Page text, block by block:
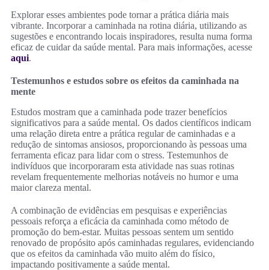
Explorar esses ambientes pode tornar a prática diária mais
vibrante. Incorporar a caminhada na rotina diária, utilizando as
sugestões e encontrando locais inspiradores, resulta numa forma
eficaz de cuidar da saúde mental. Para mais informações, acesse
aqui.
Testemunhos e estudos sobre os efeitos da caminhada na
mente
Estudos mostram que a caminhada pode trazer benefícios
significativos para a saúde mental. Os dados científicos indicam
uma relação direta entre a prática regular de caminhadas e a
redução de sintomas ansiosos, proporcionando às pessoas uma
ferramenta eficaz para lidar com o stress. Testemunhos de
indivíduos que incorporaram esta atividade nas suas rotinas
revelam frequentemente melhorias notáveis no humor e uma
maior clareza mental.
A combinação de evidências em pesquisas e experiências
pessoais reforça a eficácia da caminhada como método de
promoção do bem-estar. Muitas pessoas sentem um sentido
renovado de propósito após caminhadas regulares, evidenciando
que os efeitos da caminhada vão muito além do físico,
impactando positivamente a saúde mental.